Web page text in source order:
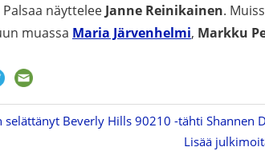
näyttelee Janne Reinikainen.
muassa Maria Järvenhelmi, Markku
selättänyt Beverly Hills 90210 -tähti Shannen
Next
Lisää